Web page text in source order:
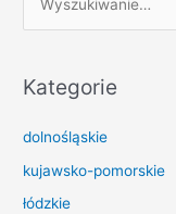
k
j
d
l
Kategorie
dolnośląskie
kujawsko-pomorskie
łódzkie